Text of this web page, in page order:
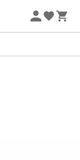
av 2 produkter*